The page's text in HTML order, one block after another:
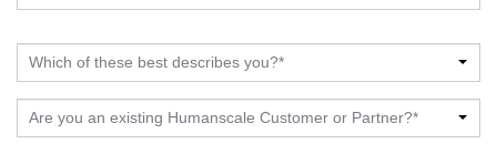
Which of these best describes you?*
Are you an existing Humanscale Customer or Partner?*